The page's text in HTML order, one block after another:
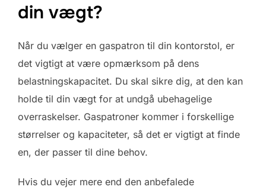
din vægt?
Når du vælger en gaspatron til din kontorstol, er
det vigtigt at være opmærksom på dens
belastningskapacitet. Du skal sikre dig, at den kan
holde til din vægt for at undgå ubehagelige
overraskelser. Gaspatroner kommer i forskellige
størrelser og kapaciteter, så det er vigtigt at finde
en, der passer til dine behov.
Hvis du vejer mere end den anbefalede